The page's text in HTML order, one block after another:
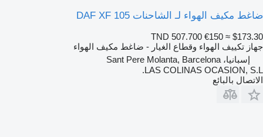
ضاغط مكيف الهواء لـ الشاحنات DAF XF 105
TND 507.700 €150 ≈ $173.30
جهاز تكييف الهواء وقطاع الغيار - ضاغط مكيف الهواء
إسبانيا، Sant Pere Molanta, Barcelona
LAS COLINAS OCASION, S.L.
الاتصال بالبائع